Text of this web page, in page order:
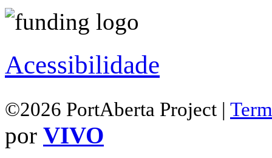
Acessibilidade
©2026 PortAberta Project |
por VIVO